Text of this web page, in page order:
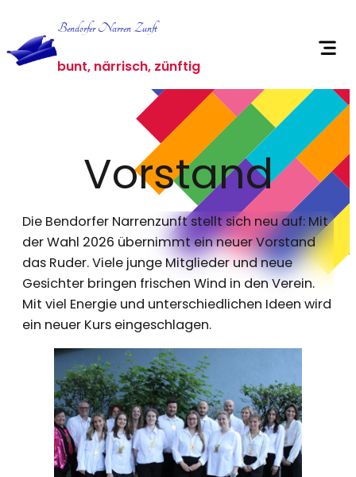
Inhalt
springen
Bendorfer Narren Zunft
bunt, närrisch, zünftig
Vorstand
Die Bendorfer Narrenzunft stellt sich neu auf: Mit
der Wahl 2026 übernimmt ein neuer Vorstand
das Ruder. Viele junge Mitglieder und neue
Gesichter bringen frischen Wind in den Verein.
Mit viel Energie und unterschiedlichen Ideen wird
ein neuer Kurs eingeschlagen.